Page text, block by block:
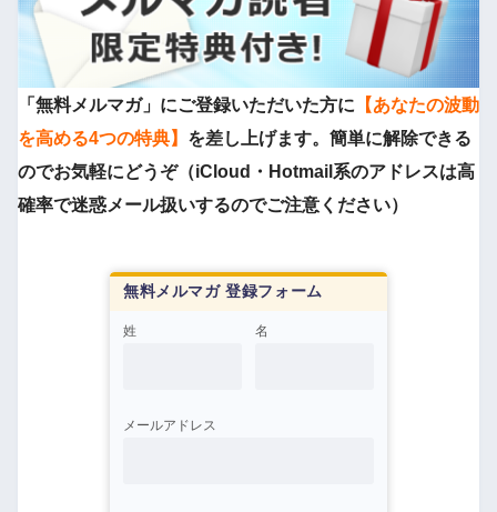
「無料メルマガ」にご登録いただいた方に 【あなたの波動
を高める4つの特典】 を差し上げます。簡単に解除できる
のでお気軽にどうぞ（iCloud・Hotmail系のアドレスは高
確率で迷惑メール扱いするのでご注意ください）
無料メルマガ 登録フォーム
姓 名
メールアドレス